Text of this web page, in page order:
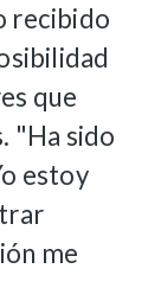
recibido
que
"Ha sido
estoy
me